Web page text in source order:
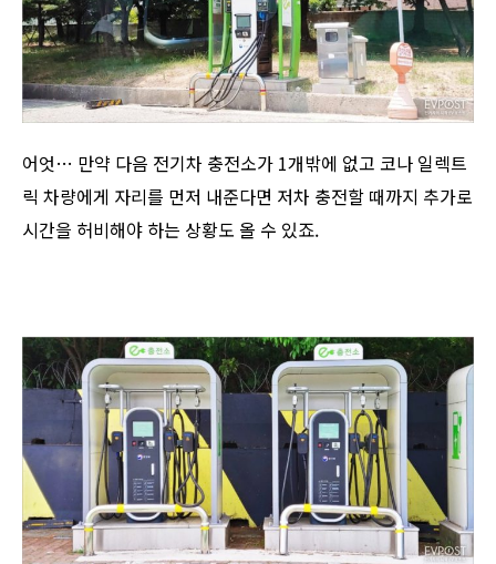
어엇… 만약 다음 전기차 충전소가 1개밖에 없고 코나 일렉트
릭 차량에게 자리를 먼저 내준다면 저차 충전할 때까지 추가로
시간을 허비해야 하는 상황도 올 수 있죠.